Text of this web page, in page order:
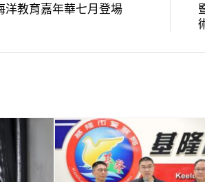
洋教育嘉年華七月登場